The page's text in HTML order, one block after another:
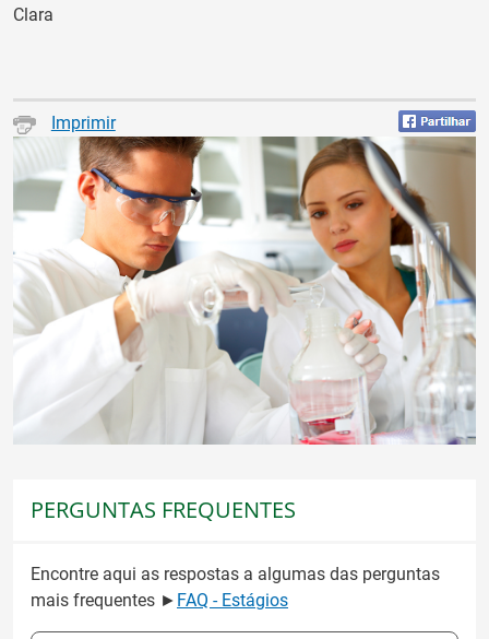
Clara
Imprimir
PERGUNTAS FREQUENTES
Encontre aqui as respostas a algumas das perguntas
mais frequentes ► FAQ - Estágios